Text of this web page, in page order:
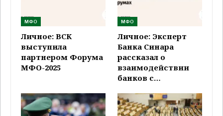
МФО
Личное: ВСК
выступила
партнером Форума
МФО-2025
МФО
Личное: Эксперт
Банка Синара
рассказал о
взаимодействии
банков с…